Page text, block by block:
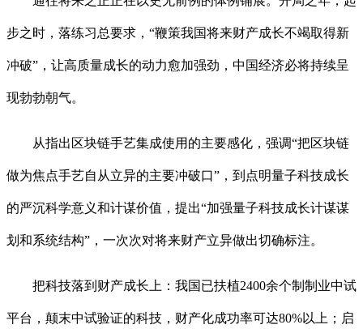
步之时，落练习总要求，“鞭策我国将来财产成长不竭取得新
冲破”，让高质量成长的动力愈加强劲，中国经济必将持续呈
现勃勃朝气。
从指出区块链手艺集成使用的主要感化，强调“把区块链
做为焦点手艺自从立异的主要冲破口”，到点明量子科技成长
的严沉科学意义和计谋价值，提出“加强量子科技成长计谋谋
划和系统结构”，一次次对将来财产立异做出切确标注。
把科技落到财产成长上：我国已扶植2400余个制制业中试
平台，颠末中试验证的科技，财产化成功率可达80%以上；启